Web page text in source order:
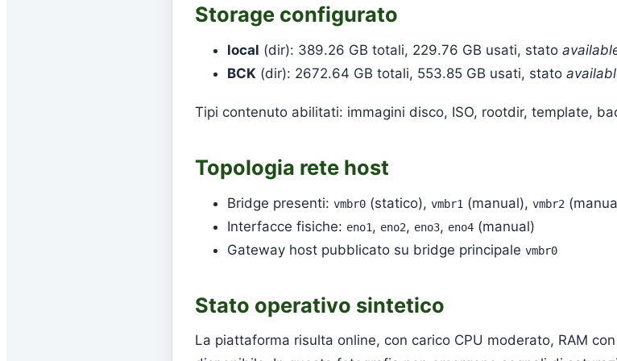
Storage configurato
local (dir): 389.26 GB totali, 229.76 GB usati, stato
BCK (dir): 2672.64 GB totali, 553.85 GB usati, stato
Tipi contenuto abilitati: immagini disco, ISO, rootdir, template,
Topologia rete host
Bridge presenti: vmbr0 (statico), vmbr1 (manual), vmbr2
Interfacce fisiche: eno1, eno2, eno3, eno4 (manual)
Gateway host pubblicato su bridge principale vmbr0
Stato operativo sintetico
La piattaforma risulta online, con carico CPU moderato, RAM